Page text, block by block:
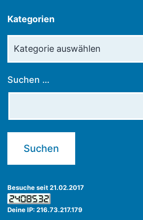
Kategorien
Suchen …
Besuche seit 21.02.2017
Deine IP: 216.73.217.179